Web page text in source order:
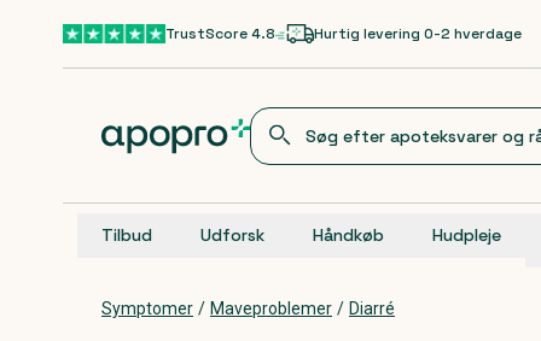
Gå til hovedindholdTrustScore 4.8 Hurtig levering 0-2 hverdage
Tilbud Udforsk Håndkøb Hudpleje
Symptomer / Maveproblemer / Diarré